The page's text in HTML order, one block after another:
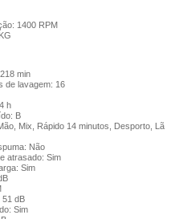
1400 RPM
min
de lavagem: 16
h
B
Mix, Rápido 14 minutos, Desporto, Lã
Não
atrasado: Sim
Sim
dB
Sim